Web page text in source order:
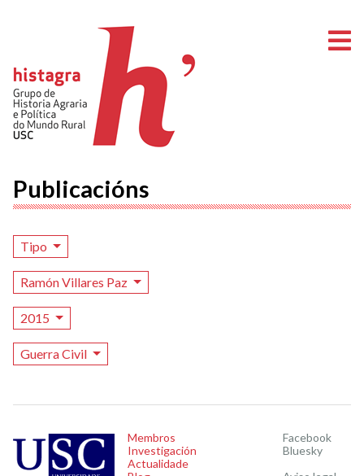
Publicacións
Tipo
Ramón Villares Paz
2015
Guerra Civil
Membros
Investigación
Actualidade
Facebook
Bluesky